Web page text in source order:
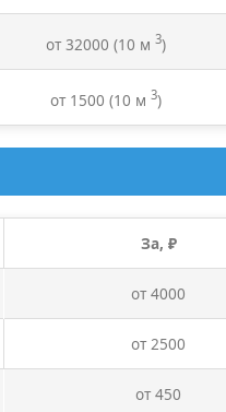
от 32000 (10 м 3)
от 1500 (10 м 3)
За, ₽
от 4000
от 2500
от 450